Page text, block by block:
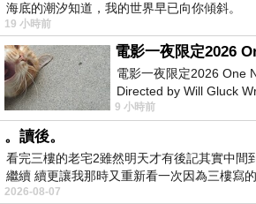
海底的潮汐知道，我的世界早已向你傾斜。
19 小時前
電影一夜限定2026 One
Directed by Will Gluck
Starring Monica Barbaro
9 小時前
。讀後。
看完三樓的老宅2雖然明天才有後記其實中間
繼續 續更讓我那時又重新看一次因為三樓寫
有
2026-08-07